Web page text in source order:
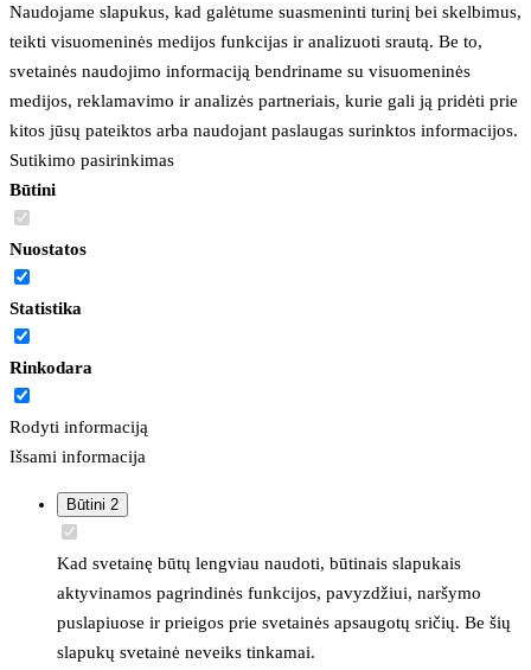
Naudojame slapukus, kad galėtume suasmeninti turinį bei skelbimus,
teikti visuomeninės medijos funkcijas ir analizuoti srautą. Be to,
svetainės naudojimo informaciją bendriname su visuomeninės
medijos, reklamavimo ir analizės partneriais, kurie gali ją pridėti prie
kitos jūsų pateiktos arba naudojant paslaugas surinktos informacijos.
Sutikimo pasirinkimas
Būtini
Nuostatos
Statistika
Rinkodara
Rodyti informaciją
Išsami informacija
Būtini 2
Kad svetainę būtų lengviau naudoti, būtinais slapukais
aktyvinamos pagrindinės funkcijos, pavyzdžiui, naršymo
puslapiuose ir prieigos prie svetainės apsaugotų sričių. Be šių
slapukų svetainė neveiks tinkamai.